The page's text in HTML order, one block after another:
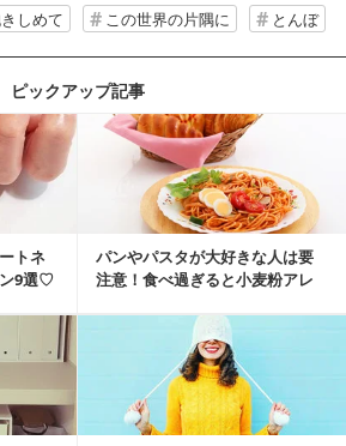
しめて この世界の片隅に とんぼ
ピックアップ記事
トネ
9選♡
パンやパスタが大好きな人は要
注意！食べ過ぎると小麦粉アレ